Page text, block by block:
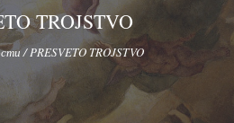
TROJSTVO
/PRESVETO TROJSTVO